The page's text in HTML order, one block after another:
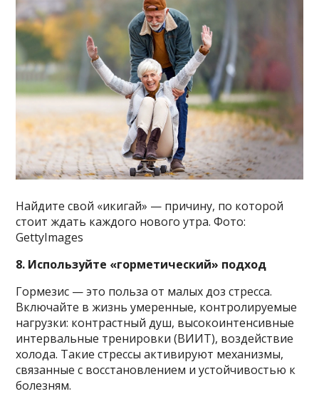
Найдите свой «икигай» — причину, по которой
стоит ждать каждого нового утра. Фото:
GettyImages
8. Используйте «горметический» подход
Гормезис — это польза от малых доз стресса.
Включайте в жизнь умеренные, контролируемые
нагрузки: контрастный душ, высокоинтенсивные
интервальные тренировки (ВИИТ), воздействие
холода. Такие стрессы активируют механизмы,
связанные с восстановлением и устойчивостью к
болезням.